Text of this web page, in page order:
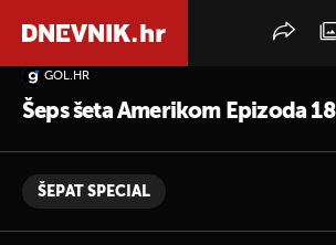
GOL.HR
Šeps šeta Amerikom Epizoda 18
ŠEPAT SPECIAL
PRETRAŽITE VIJESTI